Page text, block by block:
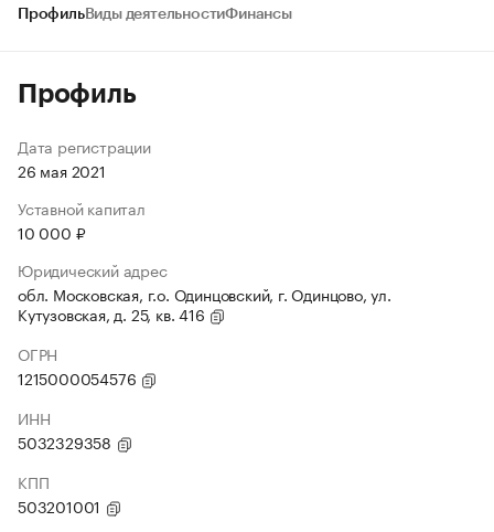
ПрофильВиды деятельностиФинансы
Профиль
Дата регистрации
26 мая 2021
Уставной капитал
10 000 ₽
Юридический адрес
обл. Московская, г.о. Одинцовский, г. Одинцово, ул.
Кутузовская, д. 25, кв. 416
ОГРН
1215000054576
ИНН
5032329358
КПП
503201001